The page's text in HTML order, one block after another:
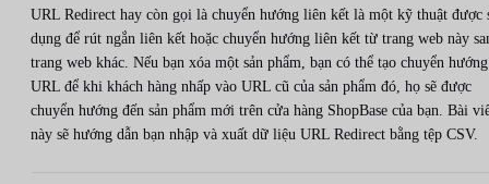
URL Redirect hay còn gọi là chuyển hướng liên kết là một kỹ thuật được
dụng để rút ngắn liên kết hoặc chuyển hướng liên kết từ trang web này
trang web khác. Nếu bạn xóa một sản phẩm, bạn có thể tạo chuyển hướng
URL để khi khách hàng nhấp vào URL cũ của sản phẩm đó, họ sẽ được
chuyển hướng đến sản phẩm mới trên cửa hàng ShopBase của bạn. Bài
này sẽ hướng dẫn bạn nhập và xuất dữ liệu URL Redirect bằng tệp CSV.